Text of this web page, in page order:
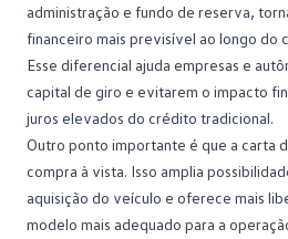
administração e fundo de reserva,
financeiro mais previsível ao longo do
Esse diferencial ajuda empresas e
capital de giro e evitarem o impacto
juros elevados do crédito tradicional.
Outro ponto importante é que a carta
compra à vista. Isso amplia
aquisição do veículo e oferece mais
modelo mais adequado para a